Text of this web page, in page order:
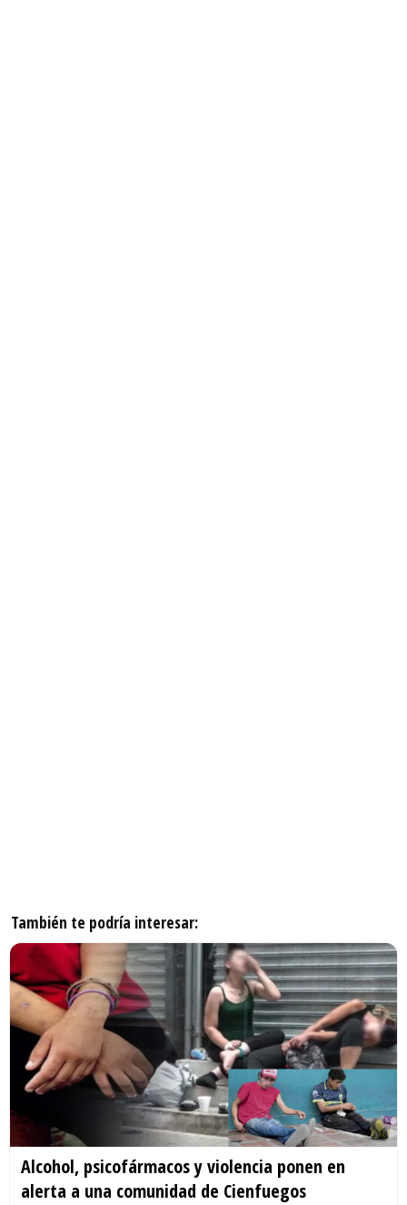
También te podría interesar:
Alcohol, psicofármacos y violencia ponen en
alerta a una comunidad de Cienfuegos